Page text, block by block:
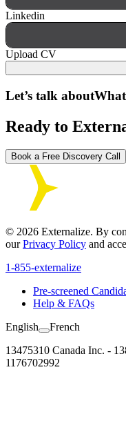
Linkedin
Upload CV
Let’s talk about
Ready to
Book a Free Discovery Call
© 2026 Externalize. By
ourPrivacy Policy and
1-855-externalize
Pre-screened
Help & FAQs
English
French
13475310 Canada Inc. -
1176702992